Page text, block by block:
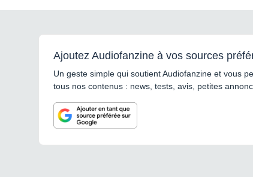
Ajoutez Audiofanzine à vos sources
Un geste simple qui soutient Audiofanzine et vous
tous nos contenus : news, tests, avis, petites